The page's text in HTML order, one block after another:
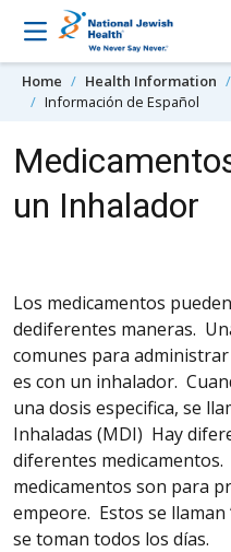
Skip to content
Home Health Information
Información de Español
un Inhalador
Los medicamentos
dediferentes maneras.
comunes para
es con un inhalador.
una dosis especifica, se
Inhaladas (MDI) Hay
diferentes
medicamentos son para
empeore. Estos se
se toman todos los días.